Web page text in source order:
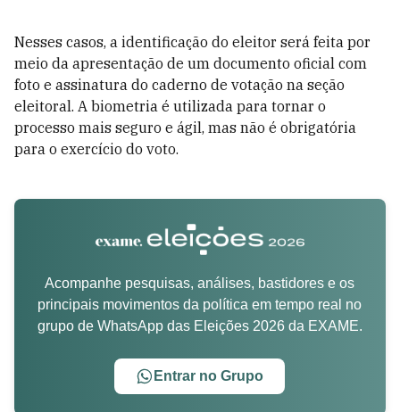
Nesses casos, a identificação do eleitor será feita por
meio da apresentação de um documento oficial com
foto e assinatura do caderno de votação na seção
eleitoral. A biometria é utilizada para tornar o
processo mais seguro e ágil, mas não é obrigatória
para o exercício do voto.
Acompanhe pesquisas, análises, bastidores e os
principais movimentos da política em tempo real no
grupo de WhatsApp das Eleições 2026 da EXAME.
Entrar no Grupo